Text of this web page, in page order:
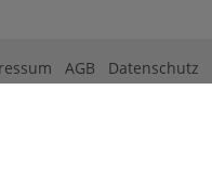
AGB Datenschutz